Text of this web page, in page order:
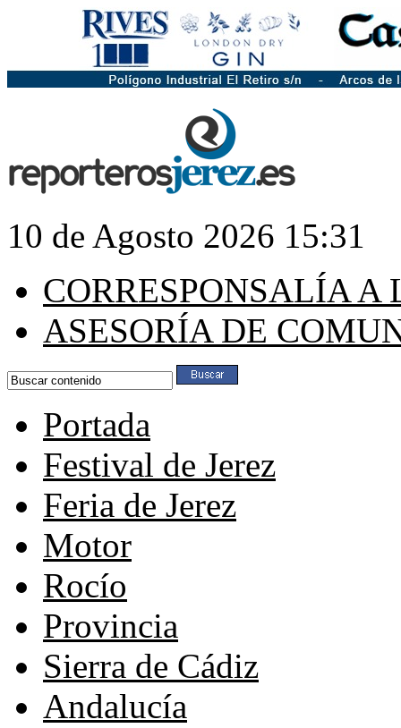
10 de Agosto 2026 15:31
CORRESPONSALÍA A
ASESORÍA DE
Portada
Festival de Jerez
Feria de Jerez
Motor
Rocío
Provincia
Sierra de Cádiz
Andalucía